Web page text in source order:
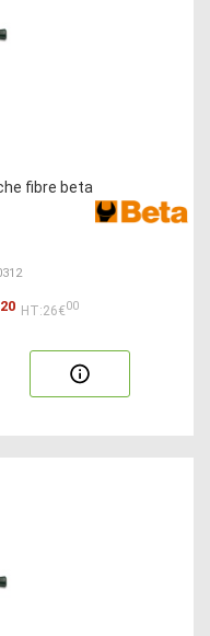
fibre beta
20 HT:26€00